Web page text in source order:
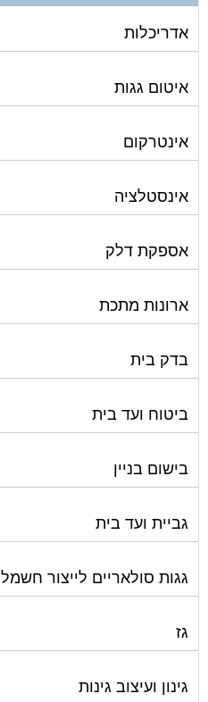
אדריכלות
איטום גגות
אינטרקום
אינסטלציה
אספקת דלק
ארונות מתכת
בדק בית
ביטוח ועד בית
בישום בניין
גביית ועד בית
גגות סולאריים לייצור חשמל
גז
גינון ועיצוב גינות